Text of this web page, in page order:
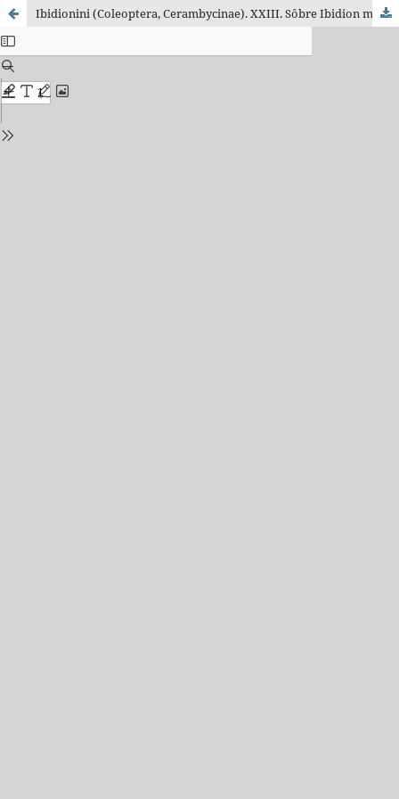
Ibidionini (Coleoptera, Cerambycinae). XXIII. Sôbre Ibidion maronicum Thomson, 1867, espécie polimórfica